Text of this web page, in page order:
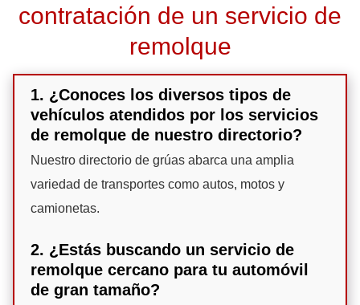
contratación de un servicio de
remolque
1. ¿Conoces los diversos tipos de
vehículos atendidos por los servicios
de remolque de nuestro directorio?
Nuestro directorio de grúas abarca una amplia
variedad de transportes como autos, motos y
camionetas.
2. ¿Estás buscando un servicio de
remolque cercano para tu automóvil
de gran tamaño?